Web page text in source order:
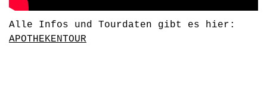
Alle Infos und Tourdaten gibt es hier:
APOTHEKENTOUR